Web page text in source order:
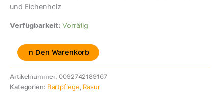
und Eichenholz
Verfügbarkeit: Vorrätig
In Den Warenkorb
Artikelnummer: 0092742189167
Kategorien: Bartpflege, Rasur